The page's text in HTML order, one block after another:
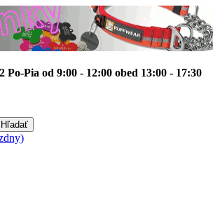
Po-Pia od 9:00 - 12:00 obed 13:00 - 17:30
Hľadať